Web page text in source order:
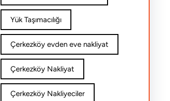
Yük Taşımacılığı
Çerkezköy evden eve nakliyat
Çerkezköy Nakliyat
Çerkezköy Nakliyeciler